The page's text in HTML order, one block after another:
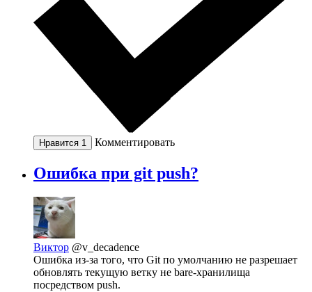
Нравится 1 Комментировать
Ошибка при git push?
Виктор @v_decadence
Ошибка из-за того, что Git по умолчанию не разрешает
обновлять текущую ветку не bare-хранилища
посредством push.